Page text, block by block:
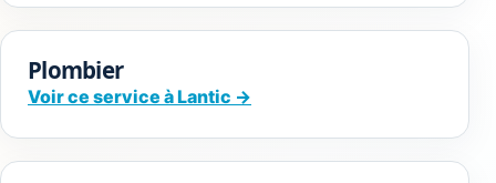
Plombier
Voir ce service à Lantic →